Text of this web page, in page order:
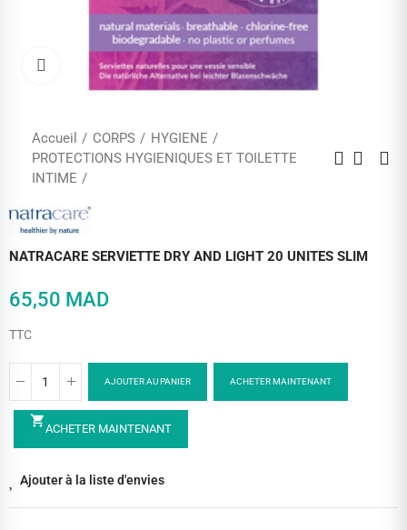
Cliquez pour agrandir
Accueil CORPS
HYGIENE
PROTECTIONS HYGIENIQUES ET TOILETTE
INTIME
NATRACARE SERVIETTE DRY AND LIGHT 20 UNITES SLIM
65,50 MAD
TTC
AJOUTER AU PANIER ACHETER MAINTENANT
shopping_cartACHETER MAINTENANT
Ajouter à la liste d'envies